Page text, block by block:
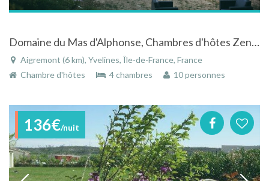
Domaine du Mas d'Alphonse, Chambres d'hôtes Zen et Insolites à Aigremont
Aigremont (6 km), Yvelines, Île-de-France, France
Chambre d'hôtes
4 chambres 10 personnes
136€/nuit